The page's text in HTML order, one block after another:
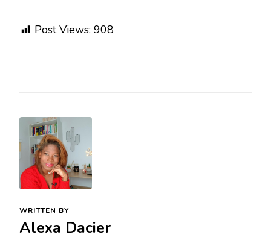
Post Views: 908
WRITTEN BY
Alexa Dacier